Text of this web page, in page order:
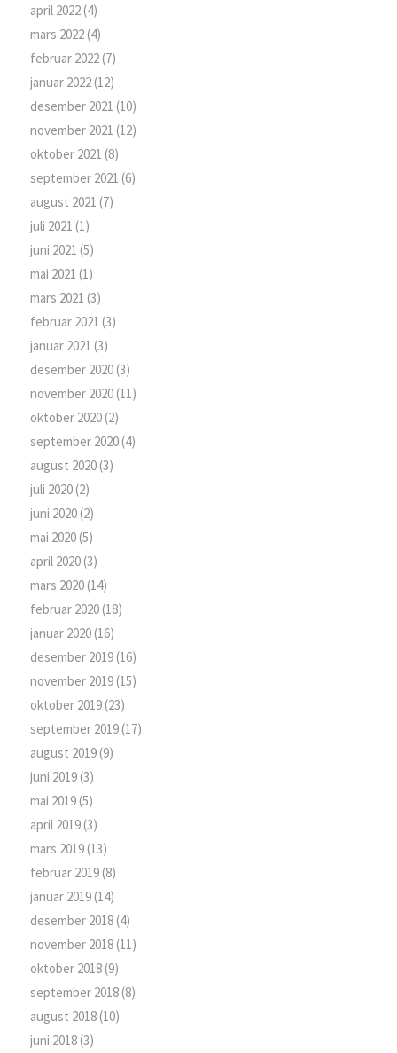
april 2022(4)
mars 2022(4)
februar 2022(7)
januar 2022(12)
desember 2021 (10)
november 2021 (12)
oktober 2021 (8)
september 2021 (6)
august 2021 (7)
juli 2021 (1)
juni 2021 (5)
mai 2021 (1)
mars 2021 (3)
februar 2021 (3)
januar 2021 (3)
desember 2020(3)
november 2020(11)
oktober 2020(2)
september 2020(4)
august 2020(3)
juli 2020(2)
juni 2020(2)
mai 2020(5)
april 2020(3)
mars 2020(14)
februar 2020(18)
januar 2020(16)
desember 2019(16)
november 2019(15)
oktober 2019(23)
september 2019(17)
august 2019(9)
juni 2019(3)
mai 2019(5)
april 2019(3)
mars 2019(13)
februar 2019(8)
januar 2019(14)
desember 2018(4)
november 2018(11)
oktober 2018(9)
september 2018(8)
august 2018(10)
juni 2018(3)